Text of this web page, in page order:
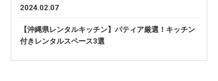
2024.02.07
【沖縄県レンタルキッチン】パティア厳選！キッチン
付きレンタルスペース3選